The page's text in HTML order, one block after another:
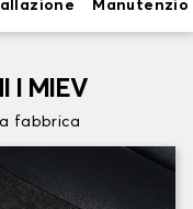
I MIEV
fabbrica